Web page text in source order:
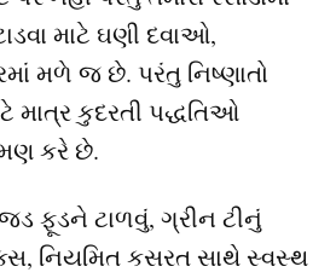
માટે ઘણી દવાઓ,
મળે જ છે. પરંતુ નિષ્ણાતો
માત્ર કુદરતી પદ્ધતિઓ
કરે છે.
ફૂડને ટાળવું, ગ્રીન ટીનું
નિયમિત કસરત સાથે સ્વસ્થ